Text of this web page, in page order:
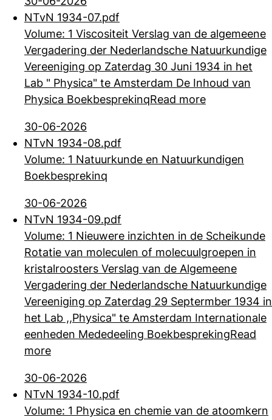
NTvN 1934-07.pdf
Volume: 1 Viscositeit Verslag van de algemeene
Vergadering der Nederlandsche Natuurkundige
Vereeniging op Zaterdag 30 Juni 1934 in het
Lab " Physica" te Amsterdam De Inhoud van
Physica BoekbesprekinqRead more
30-06-2026
NTvN 1934-08.pdf
Volume: 1 Natuurkunde en Natuurkundigen
Boekbesprekinq
30-06-2026
NTvN 1934-09.pdf
Volume: 1 Nieuwere inzichten in de Scheikunde
Rotatie van moleculen of molecuulgroepen in
kristalroosters Verslag van de Algemeene
Vergadering der Nederlandsche Natuurkundige
Vereeniging op Zaterdag 29 Septermber 1934 in
het Lab ,,Physica" te Amsterdam Internationale
eenheden Mededeeling BoekbesprekingRead
more
30-06-2026
NTvN 1934-10.pdf
Volume: 1 Physica en chemie van de atoomkern